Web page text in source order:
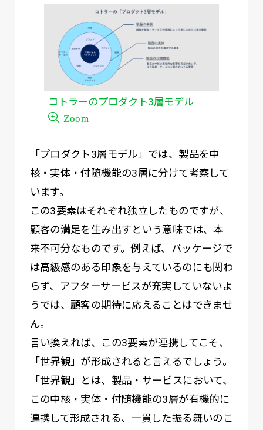
コトラーのプロダクト3層モデル
Zoom
「プロダクト3層モデル」では、製品を中
核・実体・付随機能の3層に分けて考察して
います。
この3要素はそれぞれ独立したものですが、
顧客の満足を生み出すという意味では、本
来不可分なものです。例えば、パッケージで
は高級感のある印象を与えているのにも関わ
らず、アフターサービスが充実していないよ
うでは、顧客の期待に応えることはできませ
ん。
言い換えれば、この3要素が連携してこそ、
「世界観」が形成されると言えるでしょう。
「世界観」とは、製品・サービスにおいて、
この中核・実体・付随機能の3層が有機的に
連携して形成される、一貫した振る舞いのこ